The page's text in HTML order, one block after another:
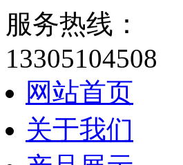
服务热线：
13305104508
网站首页
关于我们